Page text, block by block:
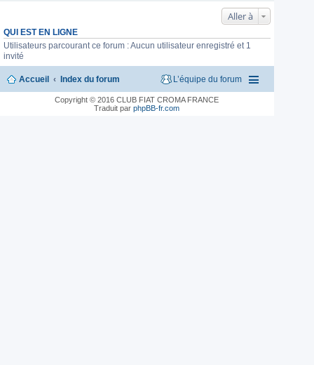
Aller à
QUI EST EN LIGNE
Utilisateurs parcourant ce forum : Aucun utilisateur enregistré et 1
invité
Accueil Index du forum L’équipe du forum
Copyright © 2016 CLUB FIAT CROMA FRANCE
Traduit parphpBB-fr.com